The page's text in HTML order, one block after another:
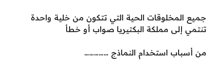
جميع المخلوقات الحية التي تتكون من خلية واحدة
تنتمي إلى مملكة البكتيريا صواب أو خطأ
من أسباب استخدام النماذج ……………